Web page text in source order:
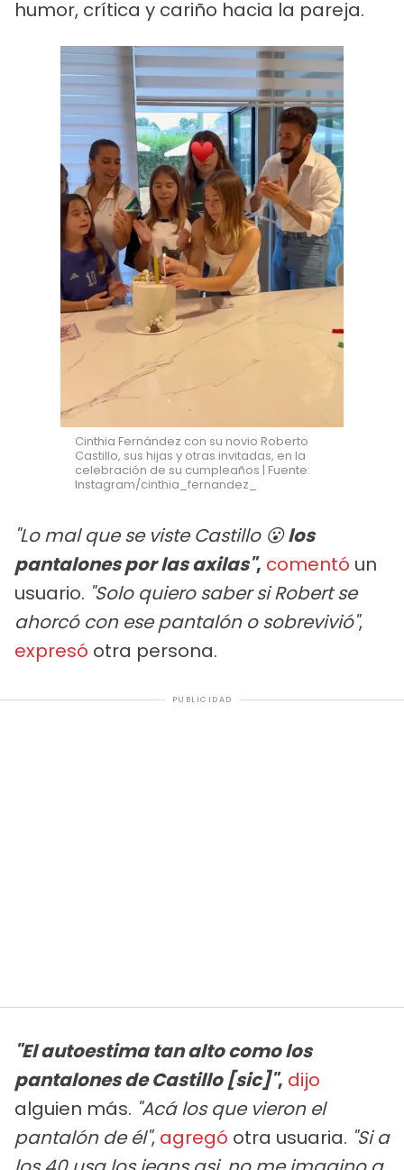
humor, crítica y cariño hacia la pareja.
Cinthia Fernández con su novio Roberto
Castillo, sus hijas y otras invitadas, en la
celebración de su cumpleaños | Fuente:
Instagram/cinthia_fernandez_
"Lo mal que se viste Castillo 😮los
pantalones por las axilas", comentó un
usuario. "Solo quiero saber si Robert se
ahorcó con ese pantalón o sobrevivió",
expresó otra persona.
PUBLICIDAD
"El autoestima tan alto como los
pantalones de Castillo [sic]", dijo
alguien más. "Acá los que vieron el
pantalón de él", agregó otra usuaria. "Si a